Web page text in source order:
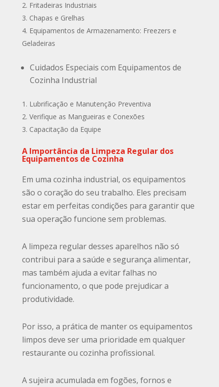
Fritadeiras Industriais
Chapas e Grelhas
Equipamentos de Armazenamento: Freezers e
Geladeiras
Cuidados Especiais com Equipamentos de
Cozinha Industrial
Lubrificação e Manutenção Preventiva
Verifique as Mangueiras e Conexões
Capacitação da Equipe
A Importância da Limpeza Regular dos
Equipamentos de Cozinha
Em uma cozinha industrial, os equipamentos
são o coração do seu trabalho. Eles precisam
estar em perfeitas condições para garantir que
sua operação funcione sem problemas.
A limpeza regular desses aparelhos não só
contribui para a saúde e segurança alimentar,
mas também ajuda a evitar falhas no
funcionamento, o que pode prejudicar a
produtividade.
Por isso, a prática de manter os equipamentos
limpos deve ser uma prioridade em qualquer
restaurante ou cozinha profissional.
A sujeira acumulada em fogões, fornos e